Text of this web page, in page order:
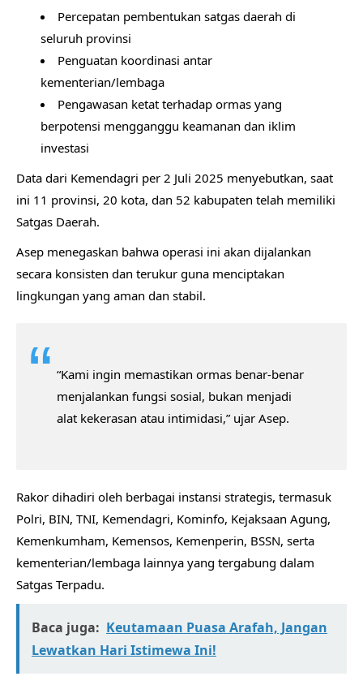
Percepatan pembentukan satgas daerah di
seluruh provinsi
Penguatan koordinasi antar
kementerian/lembaga
Pengawasan ketat terhadap ormas yang
berpotensi mengganggu keamanan dan iklim
investasi
Data dari Kemendagri per 2 Juli 2025 menyebutkan, saat
ini 11 provinsi, 20 kota, dan 52 kabupaten telah memiliki
Satgas Daerah.
Asep menegaskan bahwa operasi ini akan dijalankan
secara konsisten dan terukur guna menciptakan
lingkungan yang aman dan stabil.
“Kami ingin memastikan ormas benar-benar
menjalankan fungsi sosial, bukan menjadi
alat kekerasan atau intimidasi,” ujar Asep.
Rakor dihadiri oleh berbagai instansi strategis, termasuk
Polri, BIN, TNI, Kemendagri, Kominfo, Kejaksaan Agung,
Kemenkumham, Kemensos, Kemenperin, BSSN, serta
kementerian/lembaga lainnya yang tergabung dalam
Satgas Terpadu.
Baca juga: Keutamaan Puasa Arafah, Jangan
Lewatkan Hari Istimewa Ini!